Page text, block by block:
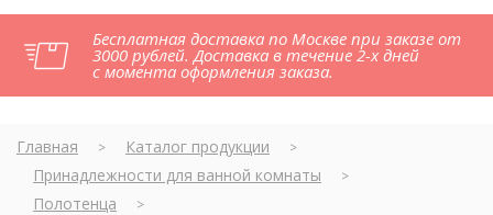
Бесплатная доставка по Москве при заказе от
3000 рублей. Доставка в течение 2-х дней
с момента оформления заказа.
Главная > Каталог продукции >
Принадлежности для ванной комнаты >
Полотенца
>